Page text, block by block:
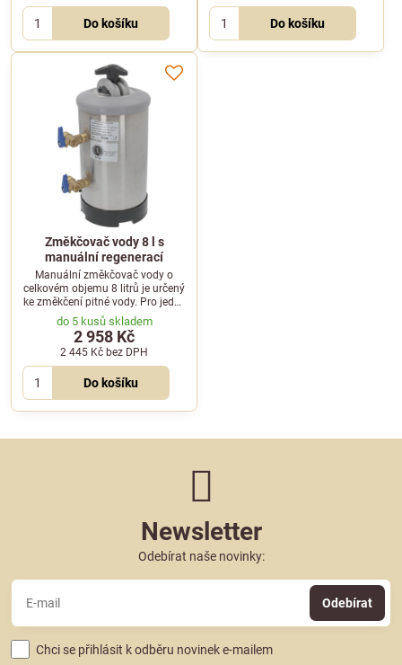
Do košíku Do košíku
Změkčovač vody 8 l s
manuální regenerací
Manuální změkčovač vody o
celkovém objemu 8 litrů je určený
ke změkčení pitné vody. Pro jeden
cyklus regenerace náplně o
objemu 6 litrů je zapotřebí 1 kg
soli.
do 5 kusů skladem
2 958 Kč
2 445 Kč bez DPH
Do košíku
Newsletter
Odebírat naše novinky:
Odebírat
Chci se přihlásit k odběru novinek e-mailem